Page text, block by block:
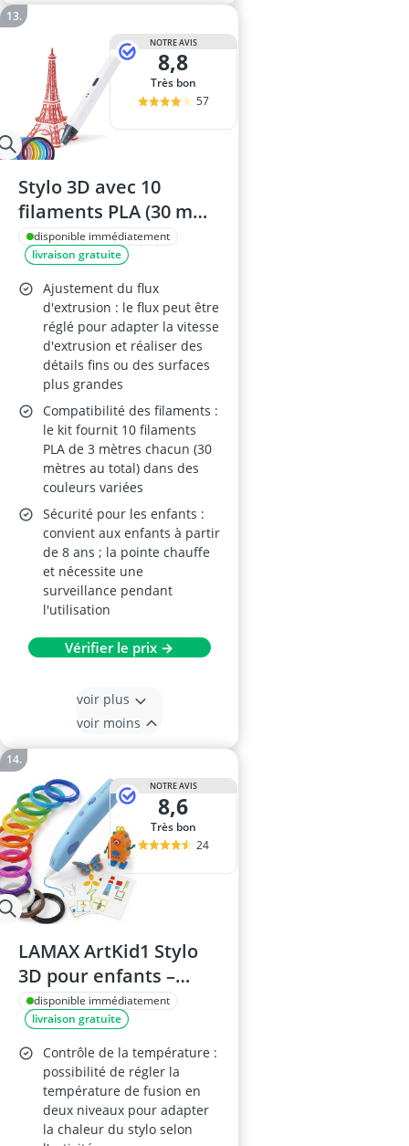
NOTRE AVIS
8,8
Très bon
57
Stylo 3D avec 10
filaments PLA (30 m
chacun) - Stylo
d'impression 3D,
contrôle précis,
adaptateur EU, outil
de réglage (pour
adultes et enfants à
partir de 8 ans)
disponible immédiatement
livraison gratuite
Ajustement du flux
d'extrusion : le flux peut être
réglé pour adapter la vitesse
d'extrusion et réaliser des
détails fins ou des surfaces
plus grandes
Compatibilité des filaments :
le kit fournit 10 filaments
PLA de 3 mètres chacun (30
mètres au total) dans des
couleurs variées
Sécurité pour les enfants :
convient aux enfants à partir
de 8 ans ; la pointe chauffe
et nécessite une
surveillance pendant
l'utilisation
Vérifier le prix →
voir plus
voir moins
NOTRE AVIS
8,6
Très bon
24
LAMAX ArtKid1 Stylo
3D pour enfants –
Filament 1,75 mm, 2
viteses, 2 niveaux de
température, 12
recharges
hypoallergéniques,
bleu
disponible immédiatement
livraison gratuite
Contrôle de la température :
possibilité de régler la
température de fusion en
deux niveaux pour adapter
la chaleur du stylo selon